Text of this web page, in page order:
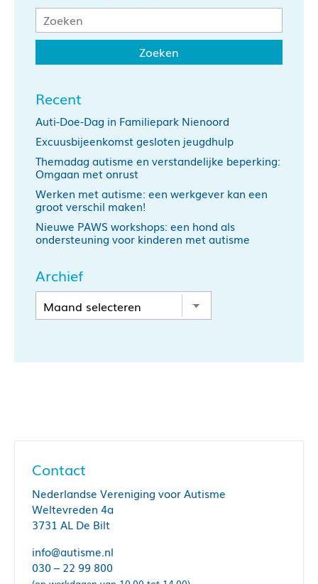
Recent
Auti-Doe-Dag in Familiepark Nienoord
Excuusbijeenkomst gesloten jeugdhulp
Themadag autisme en verstandelijke beperking:
Omgaan met onrust
Werken met autisme: een werkgever kan een
groot verschil maken!
Nieuwe PAWS workshops: een hond als
ondersteuning voor kinderen met autisme
Archief
Contact
Nederlandse Vereniging voor Autisme
Weltevreden 4a
3731 AL De Bilt
info@autisme.nl
030 – 22 99 800